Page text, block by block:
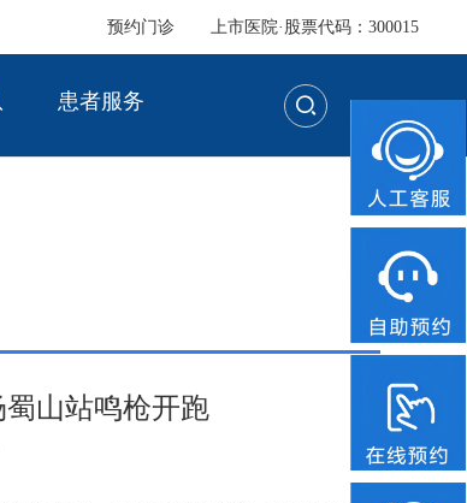
预约门诊 上市医院·股票代码：300015
患者服务
山站鸣枪开跑